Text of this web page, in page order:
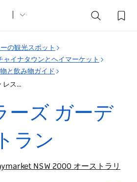
の観光スポット
ャイナタウンとヘイマーケット
と飲み物ガイド
エンペラーズ ガーデン レストラン
ーズ ガーデ
ラン
NSW 2000 オーストラリ